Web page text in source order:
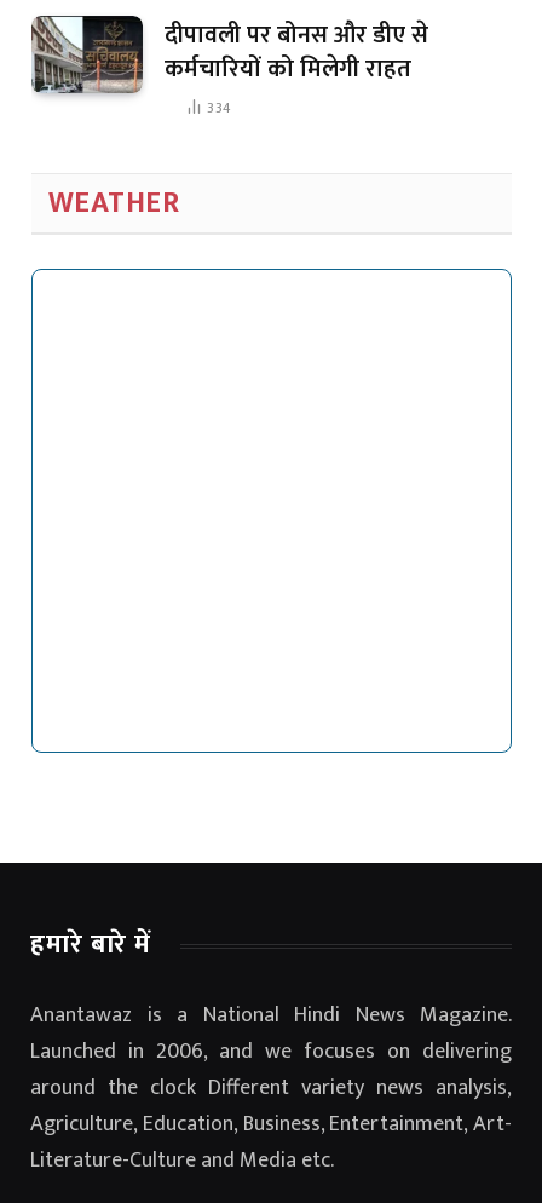
दीपावली पर बोनस और डीए से
कर्मचारियों को मिलेगी राहत
334
WEATHER
हमारे बारे में
Anantawaz is a National Hindi News Magazine.
Launched in 2006, and we focuses on delivering
around the clock Different variety news analysis,
Agriculture, Education, Business, Entertainment, Art-
Literature-Culture and Media etc.